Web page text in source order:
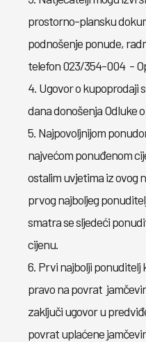
prostorno-plansku
podnošenje ponude,
telefon 023/354-004 -
4. Ugovor o kupoprodaji
dana donošenja Odluke
5. Najpovoljnijom
najvećom ponuđenom
ostalim uvjetima iz ovog
prvog najboljeg
smatra se sljedeći
cijenu.
6. Prvi najbolji ponuditelj
pravo na povrat
zaključi ugovor u
povrat uplaćene